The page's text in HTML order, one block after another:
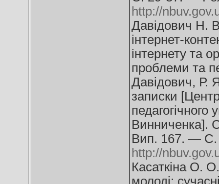
http://
Давідович Н.
інтернет-
інтернету та
проблеми та
Давідович, Р.
записки
педагогічного
Винниченка].
Вип. 167. — С.
http://
Касаткіна О.
молоді: